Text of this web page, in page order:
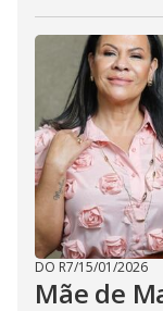
DO R7/15/01/2026
Mãe de